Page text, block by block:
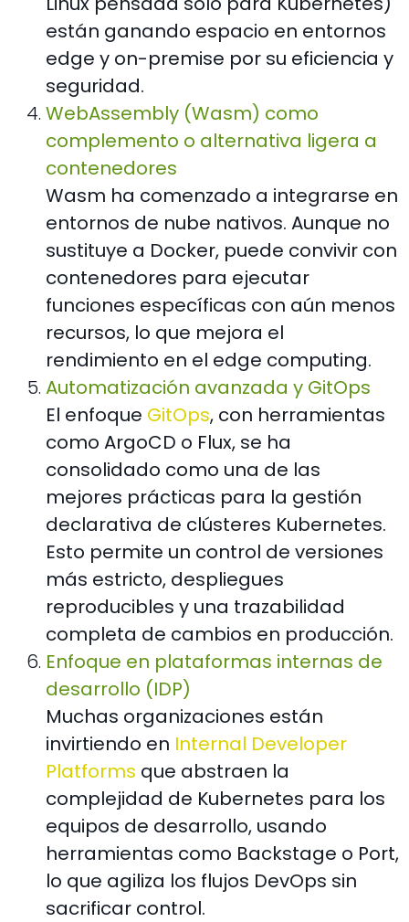
están ganando espacio en entornos
edge y on-premise por su eficiencia y
seguridad.
WebAssembly (Wasm) como
complemento o alternativa ligera a
contenedores
Wasm ha comenzado a integrarse en
entornos de nube nativos. Aunque no
sustituye a Docker, puede convivir con
contenedores para ejecutar
funciones específicas con aún menos
recursos, lo que mejora el
rendimiento en el edge computing.
Automatización avanzada y GitOps
El enfoque GitOps, con herramientas
como ArgoCD o Flux, se ha
consolidado como una de las
mejores prácticas para la gestión
declarativa de clústeres Kubernetes.
Esto permite un control de versiones
más estricto, despliegues
reproducibles y una trazabilidad
completa de cambios en producción.
Enfoque en plataformas internas de
desarrollo (IDP)
Muchas organizaciones están
invirtiendo en Internal Developer
Platforms que abstraen la
complejidad de Kubernetes para los
equipos de desarrollo, usando
herramientas como Backstage o Port,
lo que agiliza los flujos DevOps sin
sacrificar control.